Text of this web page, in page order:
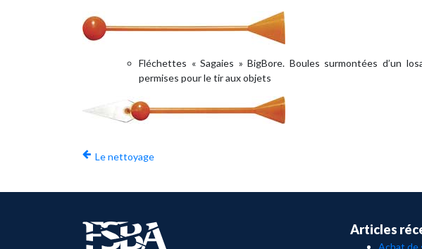
Fléchettes « Sagaies » BigBore. Boules surmontées d’un
permises pour le tir aux objets
Le nettoyage
Articles